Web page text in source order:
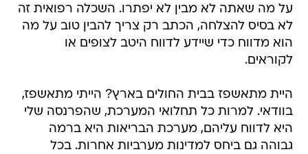
על מה שאתה לא מבין לא יפתרו. השכלה רפואית זה
לא בסיס להצלחה, הכתב רק צריך להבין טוב על מה
הוא מדווח כדי שיידע לדווח היטב לצופים או
לקוראים.
היית מתאשפז בבית החולים בארץ? הייתי מתאשפז,
בוודאי. למרות כל תחלואי המערכת, שהפרנסה שלי
היא לדווח עליהם, מערכת הבריאות היא ברמה
גבוהה גם ביחס למדינות מערביות אחרות. בכל